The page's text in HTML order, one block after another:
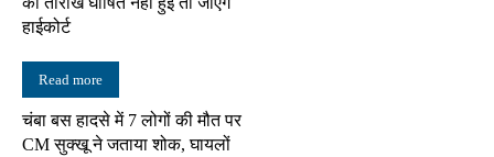
हाईकोर्ट
Read more
चंबा बस हादसे में 7 लोगों की मौत पर
CM सुक्खू ने जताया शोक, घायलों